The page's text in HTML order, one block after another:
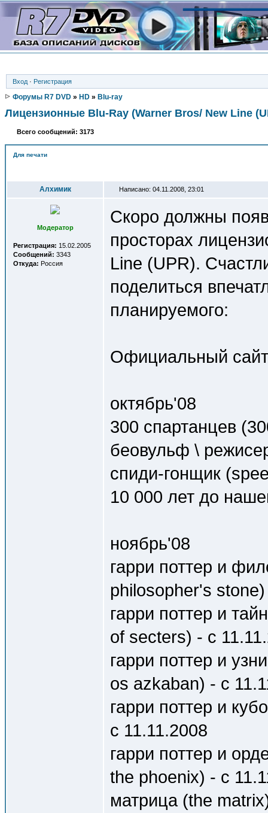
Вход · Регистрация
Форумы R7 DVD » HD » Blu-ray
Лицензионные Blu-Ray (Warner Bros/ New Line
Всего сообщений: 3173
Для печати
Алхимик Написано: 04.11.2008, 23:01
Модератор
Регистрация: 15.02.2005
Сообщений: 3343
Откуда: Россия
Скоро должны
просторах
Line (UPR).
поделиться
планируемого:
Официальный
октябрь'08
300 спартанцев
беовульф \
спиди-гонщик
10 000 лет до
ноябрь'08
гарри поттер и
philosopher's
гарри поттер и
of secters) - c
гарри поттер и
os azkaban) - c
гарри поттер и
c 11.11.2008
гарри поттер и
the phoenix) - c
матрица (the